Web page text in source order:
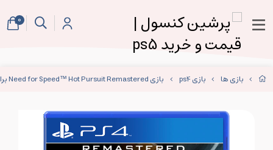
بازی ها بازی ps4 بازی Need for Speed™ Hot Pursuit Remastered برای ps4
0